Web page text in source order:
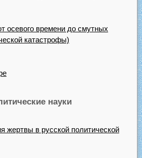
осевого времени до смутных
катастрофы)
науки
жертвы в русской политической